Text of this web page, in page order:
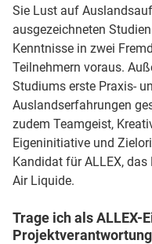
Sie Lust auf
ausgezeichneten
Kenntnisse in zwei
Teilnehmern voraus.
Studiums erste Praxis-
Auslandserfahrungen
zudem Teamgeist,
Eigeninitiative und
Kandidat für ALLEX,
Air Liquide.
Trage ich als ALLEX-